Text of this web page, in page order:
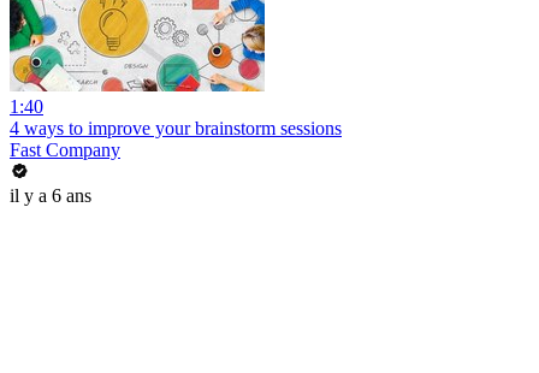
1:40
4 ways to improve your brainstorm sessions
Fast Company
il y a 6 ans